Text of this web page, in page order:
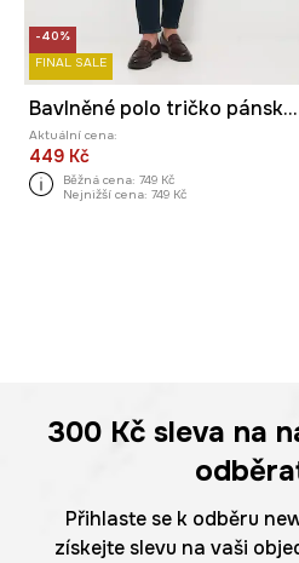
-40%
FINAL SALE
Bavlněné polo tričko pánské s elastanem a vzorem
Aktuální cena:
449 Kč
Běžná cena: 749 Kč
Nejnižší cena: 749 Kč
300 Kč sleva na
Přihlaste se k odběru
získejte slevu na vaši